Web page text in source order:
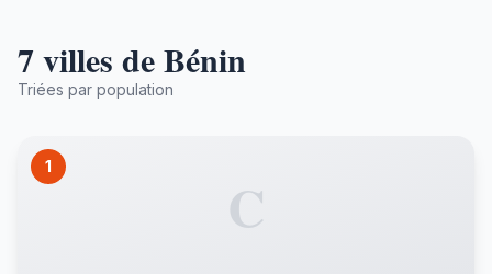
7 villes de Bénin
Triées par population
1
C